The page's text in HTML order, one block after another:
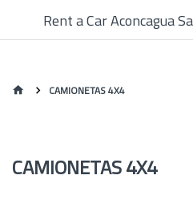
Rent a Car Aconcagua
CAMIONETAS 4X4
CAMIONETAS 4X4